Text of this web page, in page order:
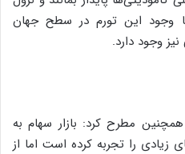
وجود این تورم در سطح جهان
وجود دارد.
مطرح کرد: بازار سهام به
را تجربه کرده است اما از